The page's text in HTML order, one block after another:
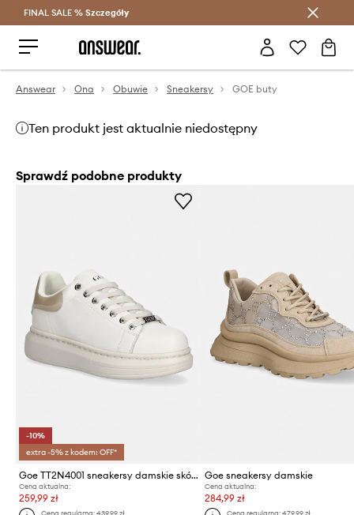
Oszczędzaj z Answear Club >
FINAL SALE % Szczegóły
Answear Ona Obuwie Sneakersy GOE buty
Ten produkt jest aktualnie niedostępny
Sprawdź podobne produkty
-10%
extra -5% z kodem: OFF*
Goe TT2N4001 sneakersy damskie skórzane
Cena aktualna:
259,99 zł
Cena regularna:439,99 zł
Goe sneakersy damskie
Cena aktualna:
284,99 zł
Cena regularna: 479,99 zł